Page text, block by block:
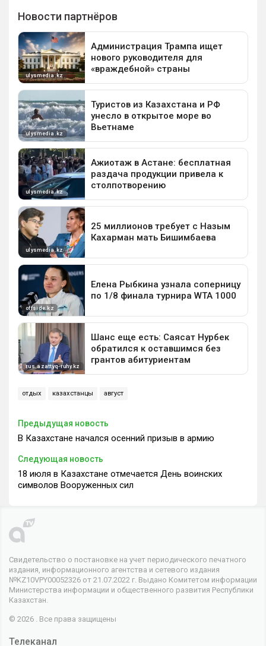
отдых казахстанцы август
Предыдущая новость
В Казахстане начался осенний призыв в армию
Следующая новость
18 июля в Казахстане отмечается День воинских
символов Вооруженных сил
Свидетельство о постановке на учет периодического печатного
издания, информационного агентства и сетевого издания
№KZ10VPY00052326 от 21.07.2022 г. Выдано Комитетом информации
Министерства информации и общественного развития Республики
Казахстан.
© 2026 . Все права защищены
Телеканал